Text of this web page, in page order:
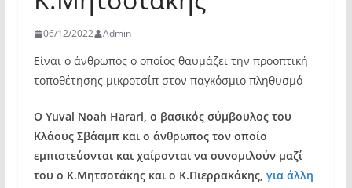
06/12/2022 Admin
Είναι ο άνθρωπος ο οποίος θαυμάζει την προοπτική
τοποθέτησης μικροτσίπ στον παγκόσμιο πληθυσμό
O Yuval Noah Harari, ο βασικός σύμβουλος του
Κλάους Σβάαμπ και ο άνθρωπος τον οποίο
εμπιστεύονται και χαίρονται να συνομιλούν μαζί
του ο Κ.Μητσοτάκης και ο Κ.Πιερρακάκης, για άλλη